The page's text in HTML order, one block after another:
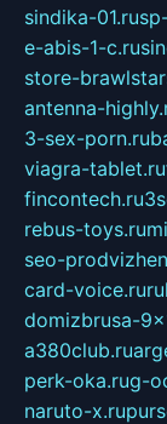
sindika-01.ru
e-abis-1-c.ru
store-
antenna-
3-sex-porn.ru
viagra-tablet.ru
fincontech.ru
rebus-toys.ru
seo-
card-voice.ru
domizbrusa-
a380club.ru
perk-oka.rug-
naruto-x.ru